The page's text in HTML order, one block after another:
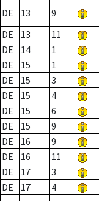
DE 13 9
DE
13 11
DE
14 1
DE
15 1
DE
15 3
DE
15 4
DE
15 6
DE
15 9
DE
16 9
DE
16 11
DE
17 3
DE
17 4